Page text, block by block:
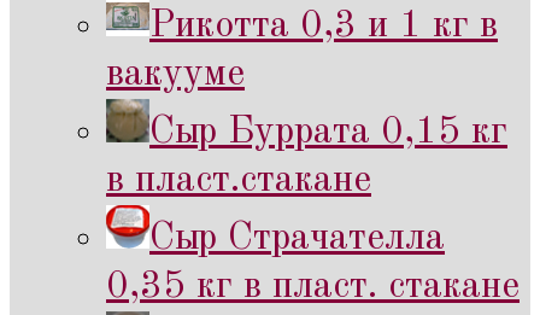
Рикотта 0,3 и 1 кг в
вакууме
Сыр Буррата 0,15 кг
в пласт.стакане
Сыр Страчателла
0,35 кг в пласт. стакане